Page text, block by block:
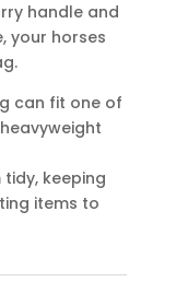
handle and
your horses
can fit one of
keeping
items to